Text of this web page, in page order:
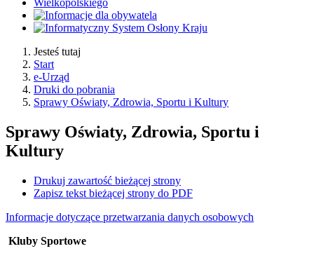
Jesteś tutaj
Start
e-Urząd
Druki do pobrania
Sprawy Oświaty, Zdrowia, Sportu i Kultury
Sprawy Oświaty, Zdrowia, Sportu i
Kultury
Drukuj zawartość bieżącej strony
Zapisz tekst bieżącej strony do PDF
Informacje dotyczące przetwarzania danych osobowych
Kluby Sportowe